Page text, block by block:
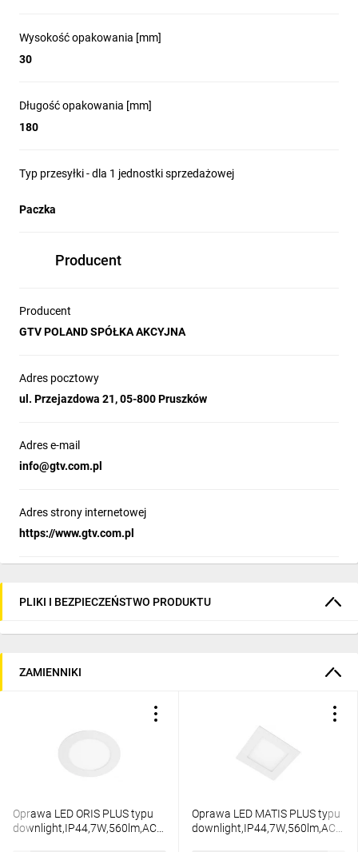
Wysokość opakowania [mm]
30
Długość opakowania [mm]
180
Typ przesyłki - dla 1 jednostki sprzedażowej
Paczka
Producent
Producent
GTV POLAND SPÓŁKA AKCYJNA
Adres pocztowy
ul. Przejazdowa 21, 05-800 Pruszków
Adres e-mail
info­@gtv.com.pl
Adres strony internetowej
https://www.gtv.com.pl
PLIKI I BEZPIECZEŃSTWO PRODUKTU
ZAMIENNIKI
Oprawa LED ORIS PLUS typu
downlight,IP44,7W,560lm,AC220-
Oprawa LED MATIS PLUS typu
downlight,IP44,7W,560lm,AC220-